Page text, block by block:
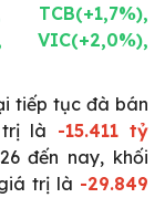
TCB(+1,7%),
VIC(+2,0%),
tiếp tục đà bán
là -15.411 tỷ
đến nay, khối
trị là -29.849